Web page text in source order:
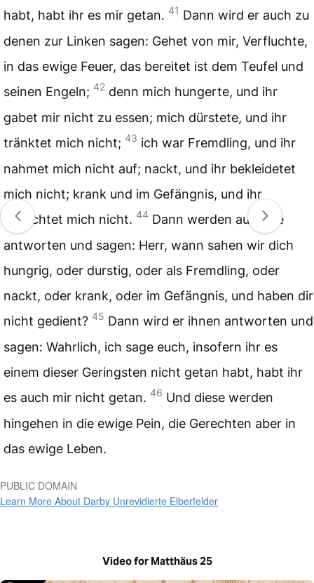
habt, habt ihr es mir getan. 41 Dann wird er auch zu
denen zur Linken sagen: Gehet von mir, Verfluchte,
in das ewige Feuer, das bereitet ist dem Teufel und
seinen Engeln; 42 denn mich hungerte, und ihr
gabet mir nicht zu essen; mich dürstete, und ihr
tränktet mich nicht; 43 ich war Fremdling, und ihr
nahmet mich nicht auf; nackt, und ihr bekleidetet
mich nicht; krank und im Gefängnis, und ihr
besuchtet mich nicht. 44 Dann werden auch sie
antworten und sagen: Herr, wann sahen wir dich
hungrig, oder durstig, oder als Fremdling, oder
nackt, oder krank, oder im Gefängnis, und haben dir
nicht gedient? 45 Dann wird er ihnen antworten und
sagen: Wahrlich, ich sage euch, insofern ihr es
einem dieser Geringsten nicht getan habt, habt ihr
es auch mir nicht getan. 46 Und diese werden
hingehen in die ewige Pein, die Gerechten aber in
das ewige Leben.
PUBLIC DOMAIN
Learn More About Darby Unrevidierte Elberfelder
Video for Matthäus 25